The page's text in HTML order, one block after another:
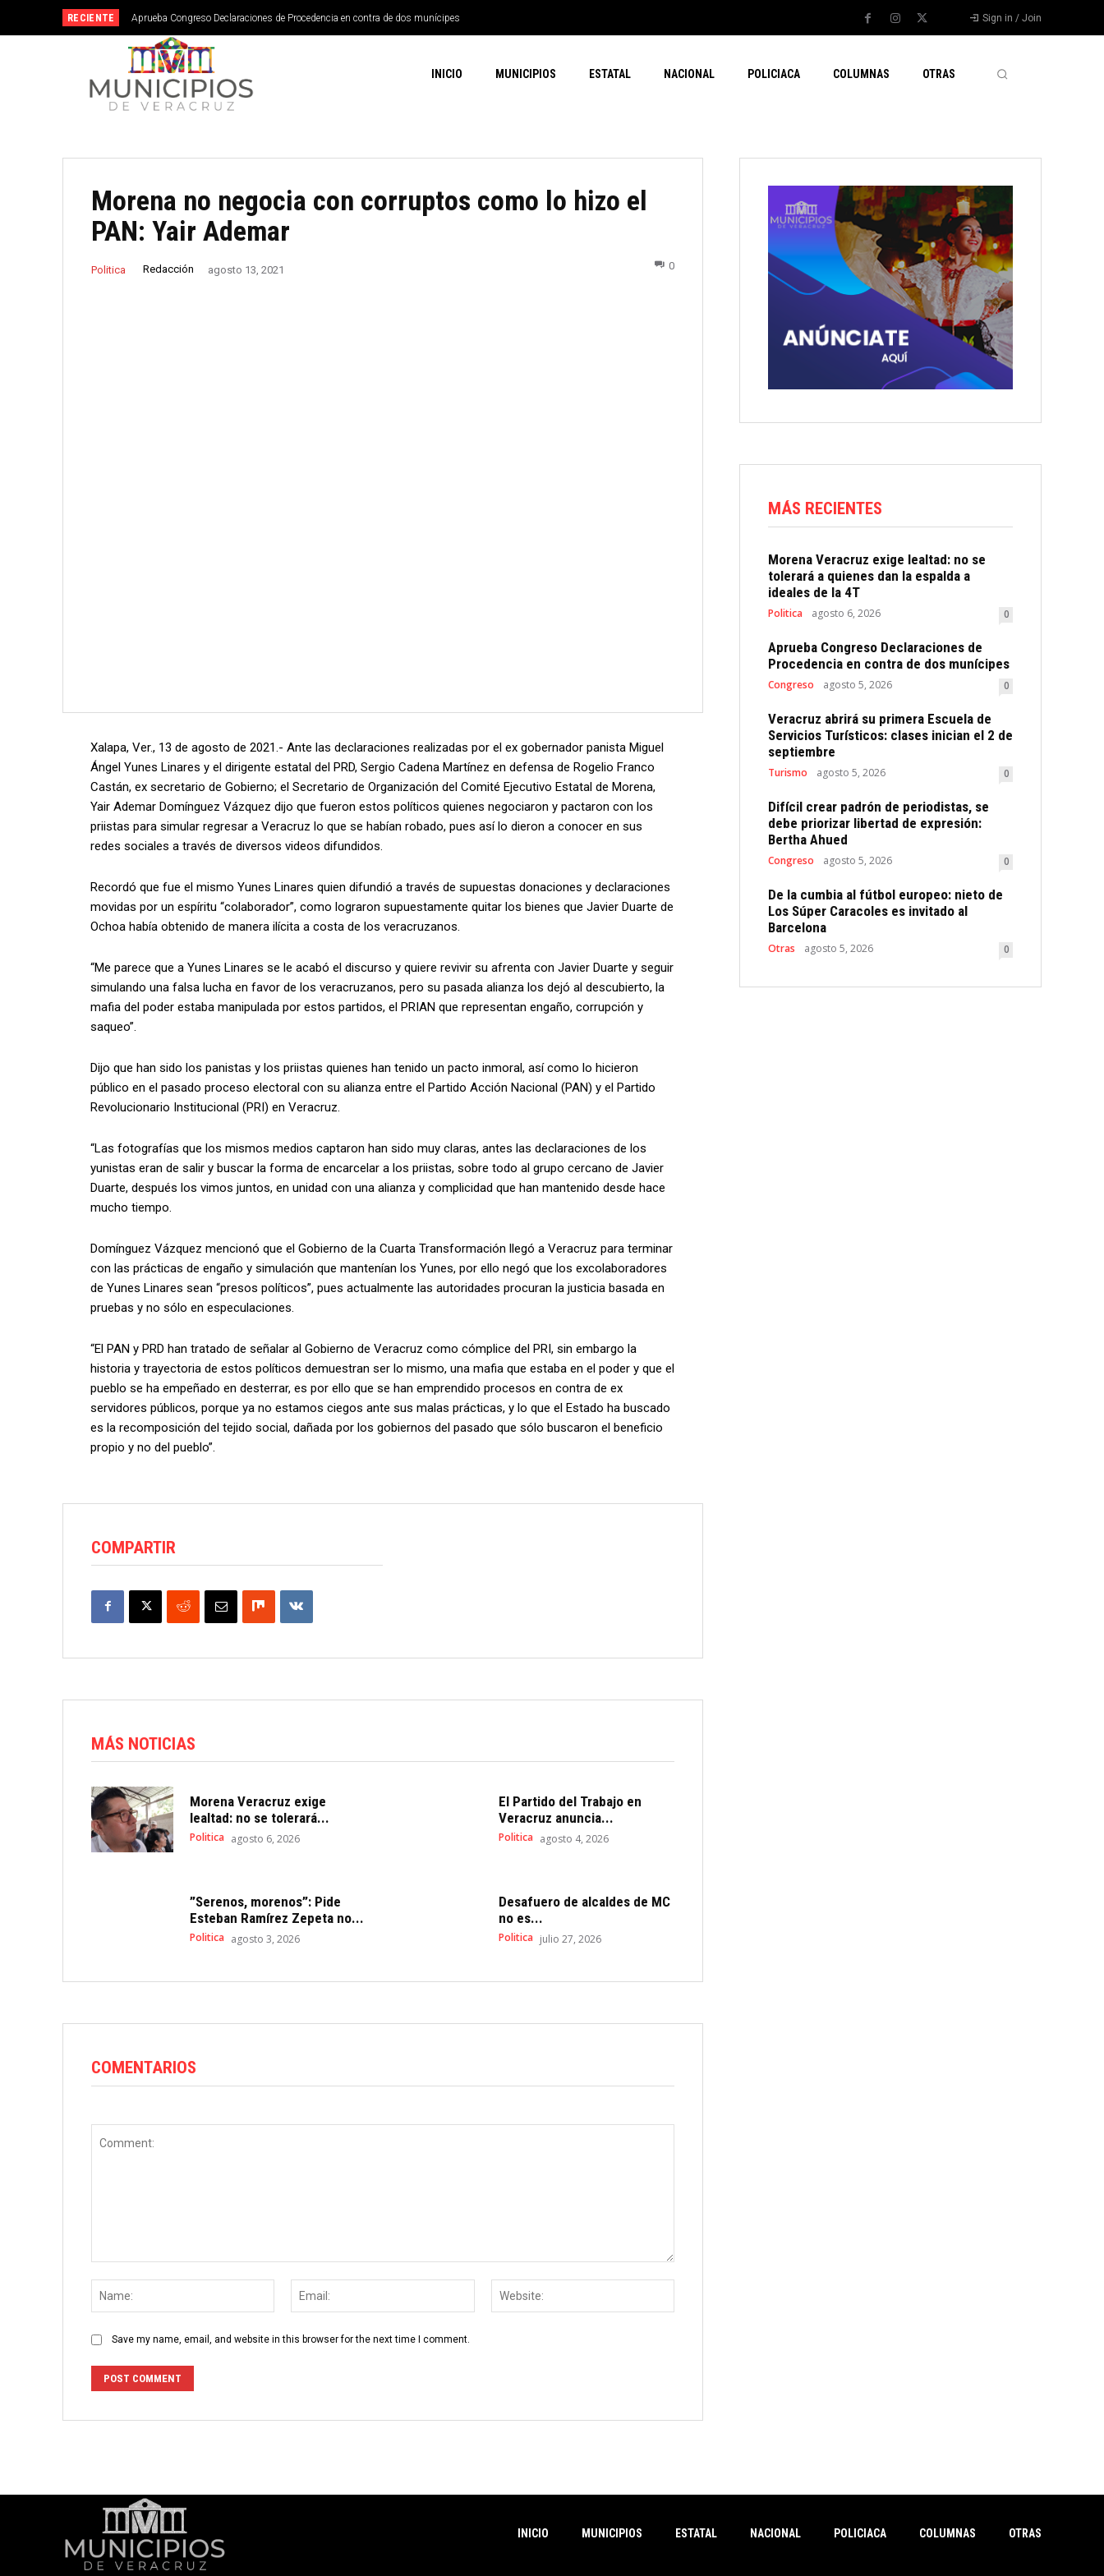
RECIENTE Aprueba Congreso Declaraciones de Procedencia en contra de dos munícipes Sign in / Join
INICIO MUNICIPIOS ESTATAL NACIONAL POLICIACA COLUMNAS OTRAS
Morena no negocia con corruptos como lo hizo el
PAN: Yair Ademar
Politica Redacción agosto 13, 2021 0
Xalapa, Ver., 13 de agosto de 2021.- Ante las declaraciones realizadas por el ex gobernador panista Miguel
Ángel Yunes Linares y el dirigente estatal del PRD, Sergio Cadena Martínez en defensa de Rogelio Franco
Castán, ex secretario de Gobierno; el Secretario de Organización del Comité Ejecutivo Estatal de Morena,
Yair Ademar Domínguez Vázquez dijo que fueron estos políticos quienes negociaron y pactaron con los
priistas para simular regresar a Veracruz lo que se habían robado, pues así lo dieron a conocer en sus
redes sociales a través de diversos videos difundidos.
Recordó que fue el mismo Yunes Linares quien difundió a través de supuestas donaciones y declaraciones
movidas por un espíritu “colaborador”, como lograron supuestamente quitar los bienes que Javier Duarte de
Ochoa había obtenido de manera ilícita a costa de los veracruzanos.
“Me parece que a Yunes Linares se le acabó el discurso y quiere revivir su afrenta con Javier Duarte y seguir
simulando una falsa lucha en favor de los veracruzanos, pero su pasada alianza los dejó al descubierto, la
mafia del poder estaba manipulada por estos partidos, el PRIAN que representan engaño, corrupción y
saqueo”.
Dijo que han sido los panistas y los priistas quienes han tenido un pacto inmoral, así como lo hicieron
público en el pasado proceso electoral con su alianza entre el Partido Acción Nacional (PAN) y el Partido
Revolucionario Institucional (PRI) en Veracruz.
“Las fotografías que los mismos medios captaron han sido muy claras, antes las declaraciones de los
yunistas eran de salir y buscar la forma de encarcelar a los priistas, sobre todo al grupo cercano de Javier
Duarte, después los vimos juntos, en unidad con una alianza y complicidad que han mantenido desde hace
mucho tiempo.
Domínguez Vázquez mencionó que el Gobierno de la Cuarta Transformación llegó a Veracruz para terminar
con las prácticas de engaño y simulación que mantenían los Yunes, por ello negó que los excolaboradores
de Yunes Linares sean “presos políticos”, pues actualmente las autoridades procuran la justicia basada en
pruebas y no sólo en especulaciones.
“El PAN y PRD han tratado de señalar al Gobierno de Veracruz como cómplice del PRI, sin embargo la
historia y trayectoria de estos políticos demuestran ser lo mismo, una mafia que estaba en el poder y que el
pueblo se ha empeñado en desterrar, es por ello que se han emprendido procesos en contra de ex
servidores públicos, porque ya no estamos ciegos ante sus malas prácticas, y lo que el Estado ha buscado
es la recomposición del tejido social, dañada por los gobiernos del pasado que sólo buscaron el beneficio
propio y no del pueblo”.
COMPARTIR
MÁS NOTICIAS
Morena Veracruz exige
lealtad: no se tolerará...
Politica agosto 6, 2026
El Partido del Trabajo en
Veracruz anuncia...
Politica agosto 4, 2026
”Serenos, morenos”: Pide
Esteban Ramírez Zepeta no...
Politica agosto 3, 2026
Desafuero de alcaldes de MC
no es...
Politica julio 27, 2026
COMENTARIOS
Save my name, email, and website in this browser for the next time I comment.
MÁS RECIENTES
Morena Veracruz exige lealtad: no se
tolerará a quienes dan la espalda a
ideales de la 4T
Politica agosto 6, 2026 0
Aprueba Congreso Declaraciones de
Procedencia en contra de dos munícipes
Congreso agosto 5, 2026 0
Veracruz abrirá su primera Escuela de
Servicios Turísticos: clases inician el 2 de
septiembre
Turismo agosto 5, 2026 0
Difícil crear padrón de periodistas, se
debe priorizar libertad de expresión:
Bertha Ahued
Congreso agosto 5, 2026 0
De la cumbia al fútbol europeo: nieto de
Los Súper Caracoles es invitado al
Barcelona
Otras agosto 5, 2026 0
INICIO MUNICIPIOS ESTATAL NACIONAL POLICIACA COLUMNAS OTRAS